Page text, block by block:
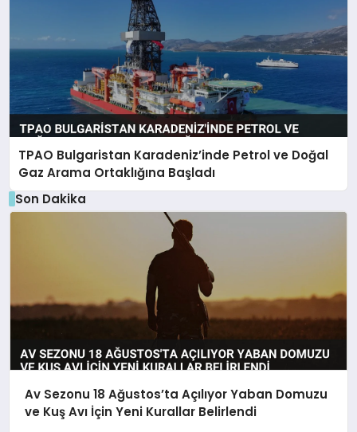
TPAO Bulgaristan Karadeniz’inde Petrol ve Doğal
Gaz Arama Ortaklığına Başladı
Son Dakika
Av Sezonu 18 Ağustos’ta Açılıyor Yaban Domuzu
ve Kuş Avı İçin Yeni Kurallar Belirlendi